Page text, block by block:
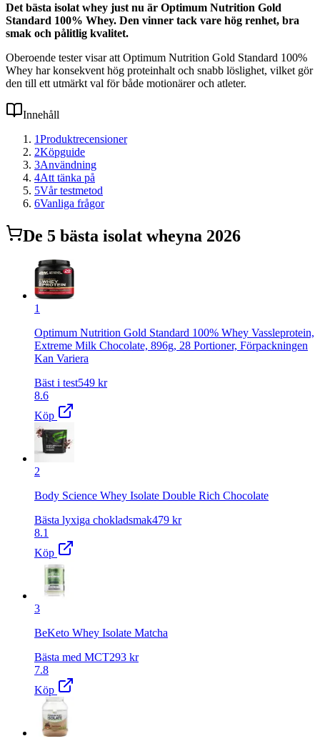
Det bästa isolat whey just nu är Optimum Nutrition Gold
Standard 100% Whey. Den vinner tack vare hög renhet, bra
smak och pålitlig kvalitet.
Oberoende tester visar att Optimum Nutrition Gold Standard 100%
Whey har konsekvent hög proteinhalt och snabb löslighet, vilket gör
den till ett utmärkt val för både motionärer och atleter.
Innehåll
1Produktrecensioner
2Köpguide
3Användning
4Att tänka på
5Vår testmetod
6Vanliga frågor
De 5 bästa isolat wheyna 2026
1
Optimum Nutrition Gold Standard 100% Whey Vassleprotein,
Extreme Milk Chocolate, 896g, 28 Portioner, Förpackningen
Kan Variera
Bäst i test549 kr
8.6
Köp
2
Body Science Whey Isolate Double Rich Chocolate
Bästa lyxiga chokladsmak479 kr
8.1
Köp
3
BeKeto Whey Isolate Matcha
Bästa med MCT293 kr
7.8
Köp